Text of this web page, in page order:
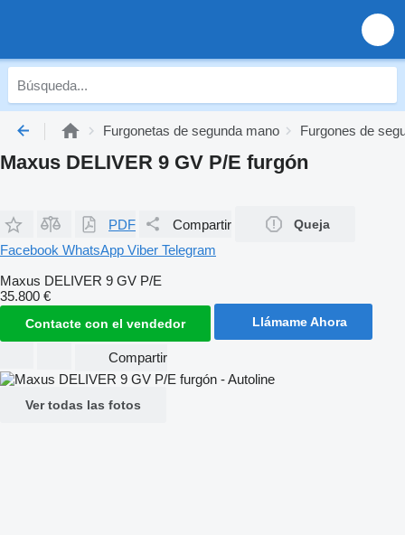
Furgonetas de segunda mano Furgones de
Maxus DELIVER 9 GV P/E furgón
PDF Compartir Queja
Facebook WhatsApp Viber Telegram
Maxus DELIVER 9 GV P/E
35.800 €
Contacte con el vendedor Llámame Ahora
Compartir
Ver todas las fotos